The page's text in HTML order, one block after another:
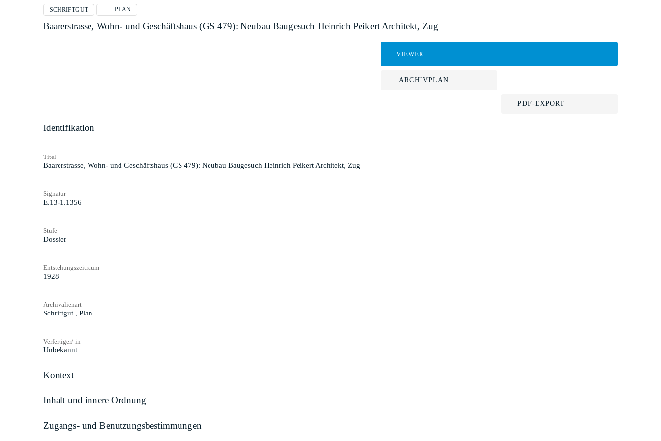
SCHRIFTGUT PLAN
Baarerstrasse, Wohn- und Geschäftshaus (GS 479): Neubau Baugesuch Heinrich Peikert Architekt, Zug
VIEWER
ARCHIVPLAN
PDF-EXPORT
Identifikation
Titel
Baarerstrasse, Wohn- und Geschäftshaus (GS 479): Neubau Baugesuch Heinrich Peikert Architekt, Zug
Signatur
E.13-1.1356
Stufe
Dossier
Entstehungszeitraum
1928
Archivalienart
Schriftgut , Plan
Verfertiger/-in
Unbekannt
Kontext
Inhalt und innere Ordnung
Zugangs- und Benutzungsbestimmungen